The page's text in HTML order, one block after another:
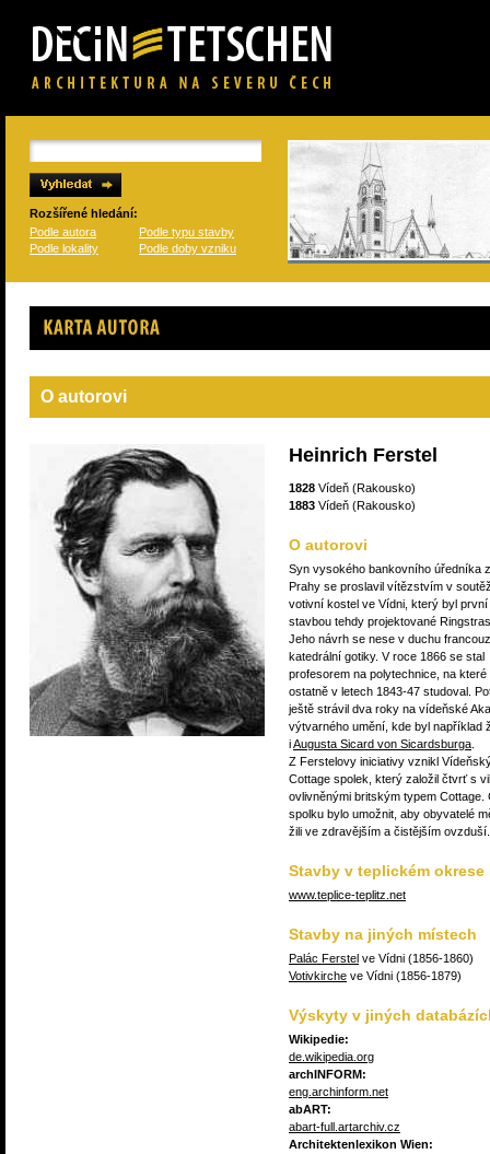
Rozšířené hledání:
Podle autora
Podle typu stavby
Podle lokality
Podle doby vzniku
Karta autora
O autorovi
Heinrich Ferstel
1828 Vídeň (Rakousko)
1883 Vídeň (Rakousko)
O autorovi
Syn vysokého bankovního úředníka z
Prahy se proslavil vítězstvím v
votivní kostel ve Vídni, který byl první
stavbou tehdy projektované
Jeho návrh se nese v duchu
katedrální gotiky. V roce 1866 se stal
profesorem na polytechnice, na které
ostatně v letech 1843-47 studoval.
ještě strávil dva roky na vídeňské
výtvarného umění, kde byl například
iAugusta Sicard von Sicardsburga
Z Ferstelovy iniciativy vznikl
Cottage spolek, který založil čtvrť s
ovlivněnými britským typem Cottage.
spolku bylo umožnit, aby obyvatelé
žili ve zdravějším a čistějším ovzduší.
Stavby v teplickém okrese
www.teplice-teplitz.net
Stavby na jiných místech
Palác Ferstel ve Vídni (1856-1860)
Votivkirche ve Vídni (1856-1879)
Výskyty v jiných
Wikipedie:
de.wikipedia.org
archINFORM:
eng.archinform.net
abART:
abart-full.artarchiv.cz
Architektenlexikon Wien: